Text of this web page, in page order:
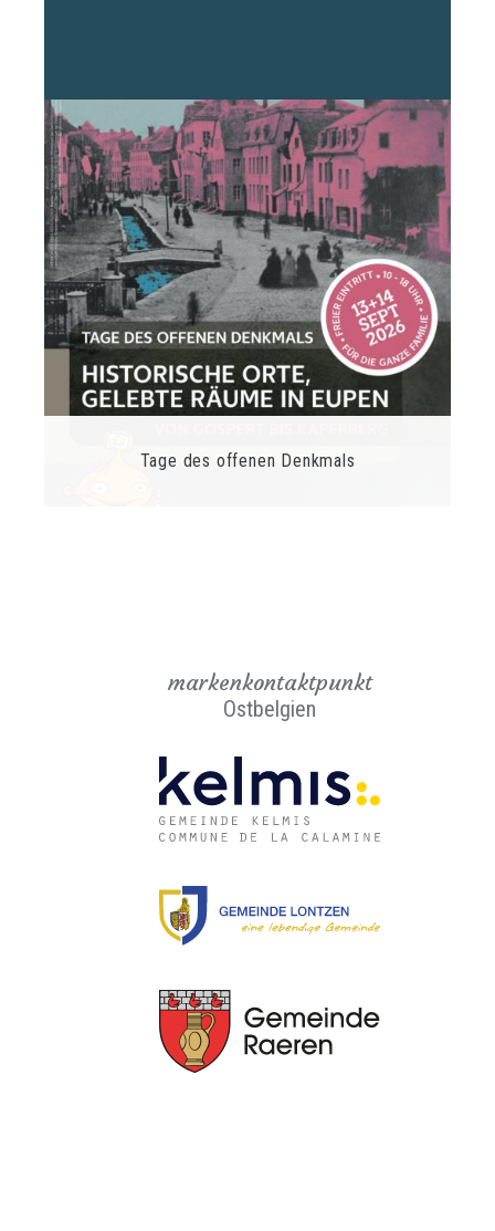
Tage des offenen Denkmals
markenkontaktpunkt
Ostbelgien